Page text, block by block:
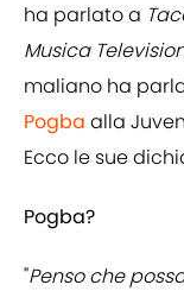
ha parlato a
Musica
maliano ha
Pogba alla
Ecco le sue
Pogba?
"Penso che